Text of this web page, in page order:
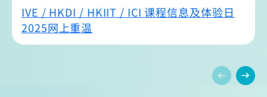
IVE / HKDI / HKIIT / ICI 课程信息及体验日
2025网上重温